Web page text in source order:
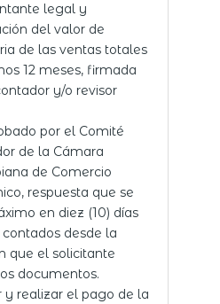
legal y
del valor de
de las ventas totales
12 meses, firmada
y/o revisor
por el Comité
de la Cámara
de Comercio
respuesta que se
en diez (10) días
contados desde la
que el solicitante
documentos.
y realizar el pago de la